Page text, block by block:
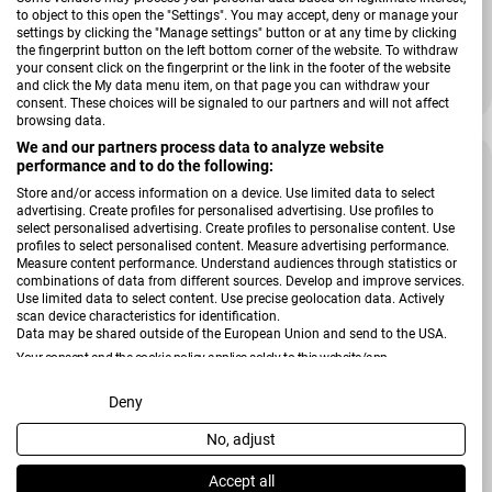
to object to this open the "Settings". You may accept, deny or manage your
settings by clicking the "Manage settings" button or at any time by clicking
the fingerprint button on the left bottom corner of the website. To withdraw
your consent click on the fingerprint or the link in the footer of the website
and click the My data menu item, on that page you can withdraw your
consent. These choices will be signaled to our partners and will not affect
browsing data.
We and our partners process data to analyze website
performance and to do the following:
Store and/or access information on a device. Use limited data to select
advertising. Create profiles for personalised advertising. Use profiles to
select personalised advertising. Create profiles to personalise content. Use
profiles to select personalised content. Measure advertising performance.
Measure content performance. Understand audiences through statistics or
combinations of data from different sources. Develop and improve services.
Use limited data to select content. Use precise geolocation data. Actively
scan device characteristics for identification.
Data may be shared outside of the European Union and send to the USA.
Your consent and the cookie policy applies solely to this website/app.
View Partner List (2 IAB Vendors)
We use your data for the following purposes:
IAB processing purposes:
Deny
No, adjust
Accept all
Regal MR Toscana
+ Weitere Varianten
Verkaufspreis
739,00 €
Regulärer Preis
UVP 969,00 €
-21 %
Raumteiler MR Toscana